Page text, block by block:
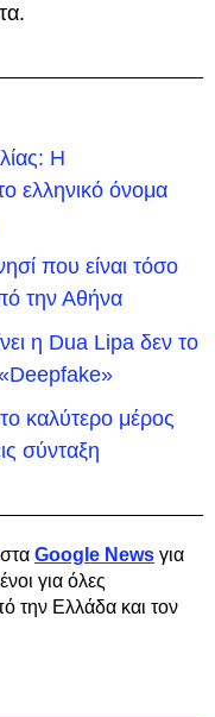
Η
ελληνικό όνομα
που είναι τόσο
την Αθήνα
η Dua Lipa δεν το
«Deepfake»
καλύτερο μέρος
σύνταξη
στα Google News για
για όλες
την Ελλάδα και τον